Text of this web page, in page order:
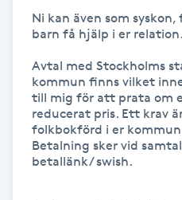
Hot Stone Massage
Hot yoga
Hudföryngring
Huduppstramning
Ni kan även som
barn få hjälp i er relation.
Avtal med Stockholms
kommun finns vilket
till mig för att prata om
reducerat pris. Ett krav
folkbokförd i er
Betalning sker vid
betallänk/ swish.